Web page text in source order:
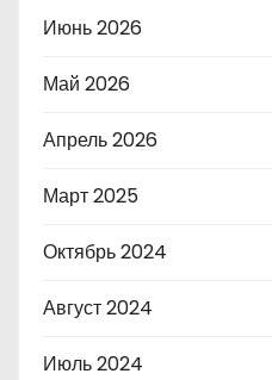
Июнь 2026
Май 2026
Апрель 2026
Март 2025
Октябрь 2024
Август 2024
Июль 2024